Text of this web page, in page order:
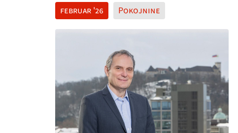
februar '26 Pokojnine